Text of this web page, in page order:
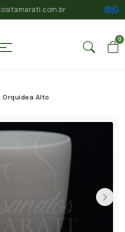
0
Orquidea Alto